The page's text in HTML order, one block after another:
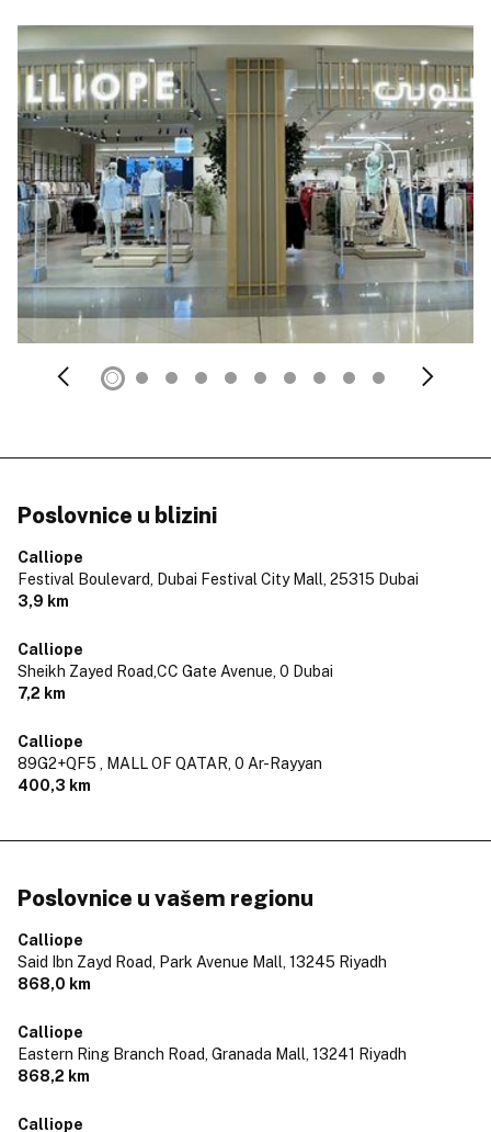
Poslovnice u blizini
Calliope
Festival Boulevard, Dubai Festival City Mall, 25315 Dubai
3,9 km
Calliope
Sheikh Zayed Road,CC Gate Avenue, 0 Dubai
7,2 km
Calliope
89G2+QF5 , MALL OF QATAR, 0 Ar-Rayyan
400,3 km
Poslovnice u vašem regionu
Calliope
Said Ibn Zayd Road, Park Avenue Mall, 13245 Riyadh
868,0 km
Calliope
Eastern Ring Branch Road, Granada Mall, 13241 Riyadh
868,2 km
Calliope